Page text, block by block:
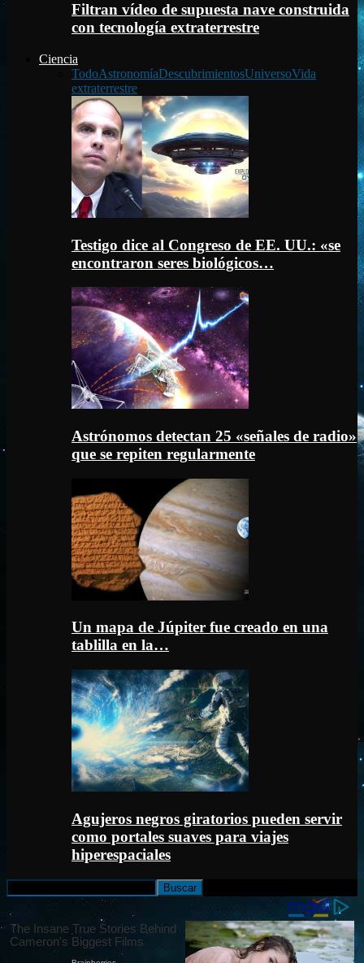
Filtran vídeo de supuesta nave construida
con tecnología extraterrestre
Ciencia
TodoAstronomíaDescubrimientosUniversoVida
extraterrestre
Testigo dice al Congreso de EE. UU.: «se
encontraron seres biológicos…
Astrónomos detectan 25 «señales de radio»
que se repiten regularmente
Un mapa de Júpiter fue creado en una
tablilla en la…
Agujeros negros giratorios pueden servir
como portales suaves para viajes
hiperespaciales